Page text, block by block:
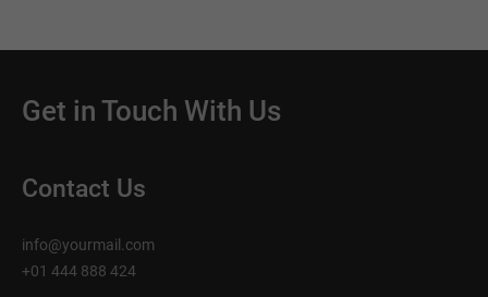
Get in Touch With Us
Contact Us
info@yourmail.com
+01 444 888 424